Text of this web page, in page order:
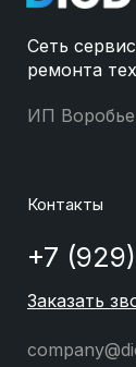
Сеть
ремонта
ИП
Контакты
+7
Заказать